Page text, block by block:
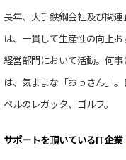
長年、大手鉄鋼会社及び関
は、一貫して生産性の向上
経営部門において活動。何
は、気ままな「おっさん」。
ベルのレガッタ、ゴルフ。
サポートを頂いている IT企業